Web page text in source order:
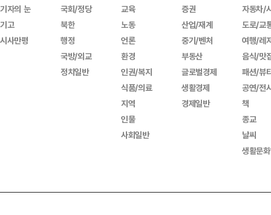
기자의 눈
기고
시사만평
국회/정당
북한
행정
국방/외교
정치일반
교육
노동
언론
환경
인권/복지
식품/의료
지역
인물
사회일반
증권
산업/재계
중기/벤처
부동산
글로벌경제
생활경제
경제일반
자동차/
도로/교
여행/레
음식/맛
패션/뷰
공연/전
책
종교
날씨
생활문